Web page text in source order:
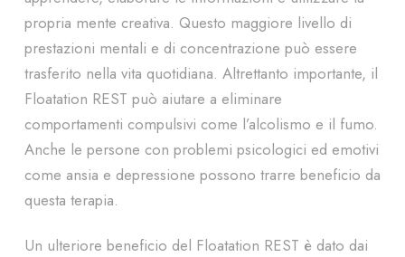
propria mente creativa. Questo maggiore livello di
prestazioni mentali e di concentrazione può essere
trasferito nella vita quotidiana. Altrettanto importante, il
Floatation REST può aiutare a eliminare
comportamenti compulsivi come l’alcolismo e il fumo.
Anche le persone con problemi psicologici ed emotivi
come ansia e depressione possono trarre beneficio da
questa terapia.
Un ulteriore beneficio del Floatation REST è dato dai